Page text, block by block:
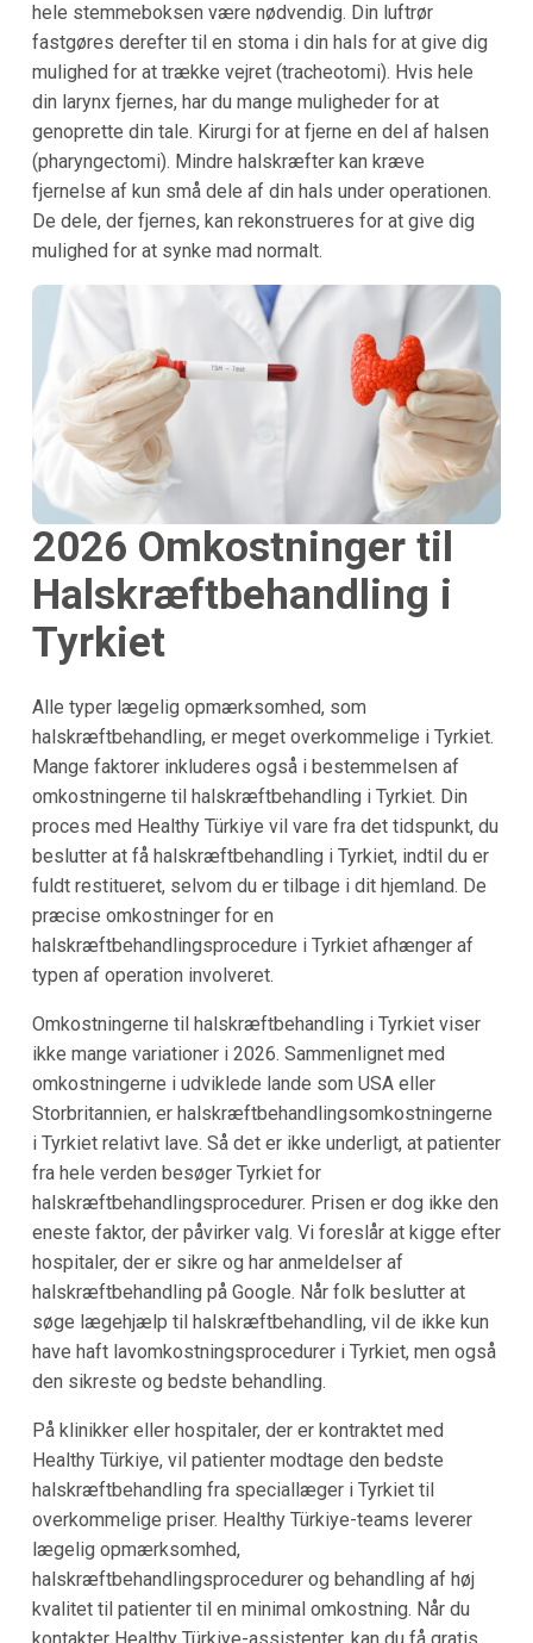
hele stemmeboksen være nødvendig. Din luftrør
fastgøres derefter til en stoma i din hals for at give dig
mulighed for at trække vejret (tracheotomi). Hvis hele
din larynx fjernes, har du mange muligheder for at
genoprette din tale. Kirurgi for at fjerne en del af halsen
(pharyngectomi). Mindre halskræfter kan kræve
fjernelse af kun små dele af din hals under operationen.
De dele, der fjernes, kan rekonstrueres for at give dig
mulighed for at synke mad normalt.
2026 Omkostninger til
Halskræftbehandling i
Tyrkiet
Alle typer lægelig opmærksomhed, som
halskræftbehandling, er meget overkommelige i Tyrkiet.
Mange faktorer inkluderes også i bestemmelsen af
omkostningerne til halskræftbehandling i Tyrkiet. Din
proces med Healthy Türkiye vil vare fra det tidspunkt, du
beslutter at få halskræftbehandling i Tyrkiet, indtil du er
fuldt restitueret, selvom du er tilbage i dit hjemland. De
præcise omkostninger for en
halskræftbehandlingsprocedure i Tyrkiet afhænger af
typen af operation involveret.
Omkostningerne til halskræftbehandling i Tyrkiet viser
ikke mange variationer i 2026. Sammenlignet med
omkostningerne i udviklede lande som USA eller
Storbritannien, er halskræftbehandlingsomkostningerne
i Tyrkiet relativt lave. Så det er ikke underligt, at patienter
fra hele verden besøger Tyrkiet for
halskræftbehandlingsprocedurer. Prisen er dog ikke den
eneste faktor, der påvirker valg. Vi foreslår at kigge efter
hospitaler, der er sikre og har anmeldelser af
halskræftbehandling på Google. Når folk beslutter at
søge lægehjælp til halskræftbehandling, vil de ikke kun
have haft lavomkostningsprocedurer i Tyrkiet, men også
den sikreste og bedste behandling.
På klinikker eller hospitaler, der er kontraktet med
Healthy Türkiye, vil patienter modtage den bedste
halskræftbehandling fra speciallæger i Tyrkiet til
overkommelige priser. Healthy Türkiye-teams leverer
lægelig opmærksomhed,
halskræftbehandlingsprocedurer og behandling af høj
kvalitet til patienter til en minimal omkostning. Når du
kontakter Healthy Türkiye-assistenter, kan du få gratis